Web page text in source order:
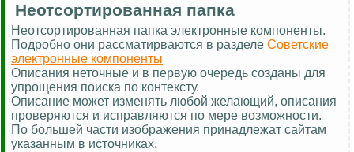
Неотсортированная папка
Неотсортированная папка электронные компоненты.
Подробно они рассматирваются в разделе Советские
электронные компоненты
Описания неточные и в первую очередь созданы для
упрощения поиска по контексту.
Описание может изменять любой желающий, описания
проверяются и исправляются по мере возможности.
По большей части изображения принадлежат сайтам
указанным в источниках.